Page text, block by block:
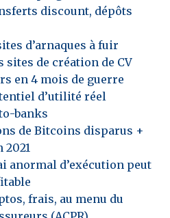
discount, dépôts
d’arnaques à fuir
sites de création de CV
en 4 mois de guerre
d’utilité réel
banks
de Bitcoins disparus +
anormal d’exécution peut
frais, au menu du